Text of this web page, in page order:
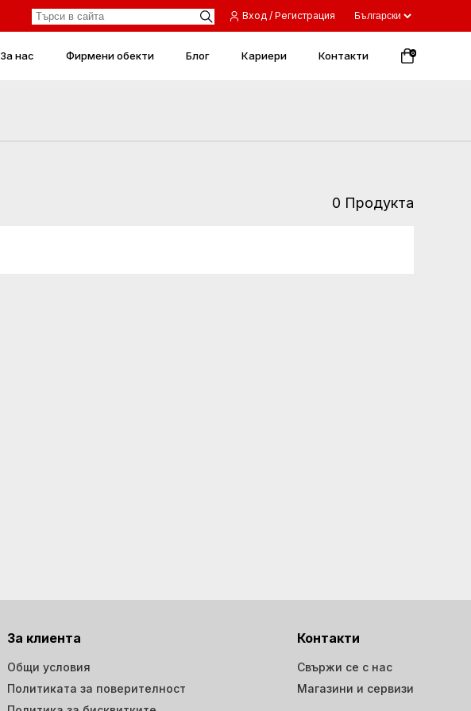
Вход / Регистрация
0
За нас Фирмени обекти Блог Кариери Контакти
0 Продукта
Контакти
Свържи се с нас
Магазини и сервизи
За клиента
Общи условия
Политиката за поверителност